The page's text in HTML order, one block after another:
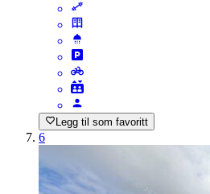
Legg til som favoritt
6